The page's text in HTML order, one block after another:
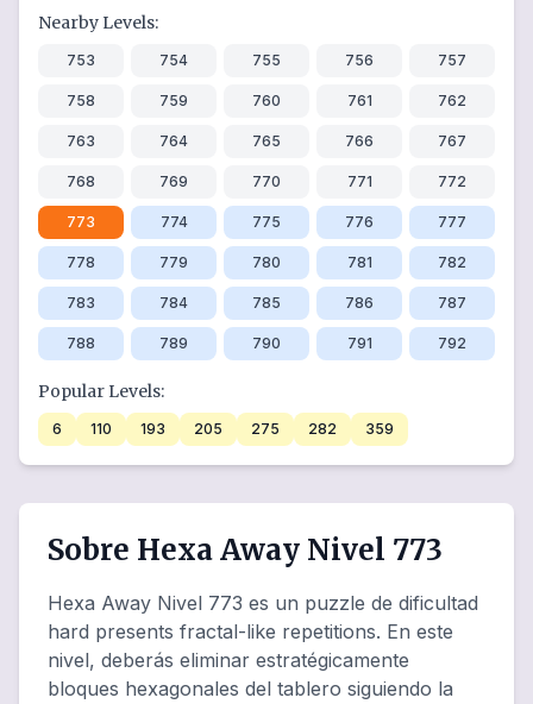
Nearby Levels:
753 754 755 756 757
758 759 760 761 762
763 764 765 766 767
768 769 770 771 772
773 774 775 776 777
778 779 780 781 782
783 784 785 786 787
788 789 790 791 792
Popular Levels:
6 110 193 205 275 282 359
Sobre Hexa Away Nivel 773
Hexa Away Nivel 773 es un puzzle de dificultad
hard presents fractal-like repetitions. En este
nivel, deberás eliminar estratégicamente
bloques hexagonales del tablero siguiendo la